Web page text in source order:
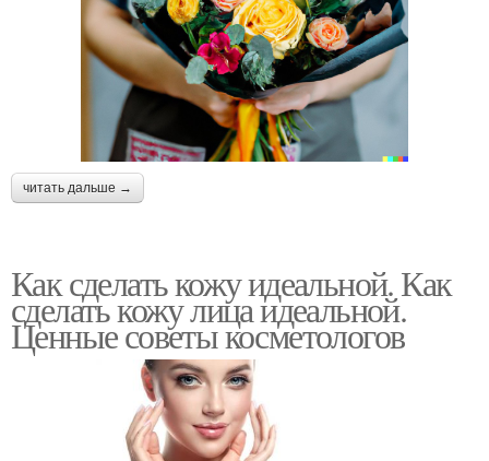
читать дальше →
Как сделать кожу идеальной. Как
сделать кожу лица идеальной.
Ценные советы косметологов